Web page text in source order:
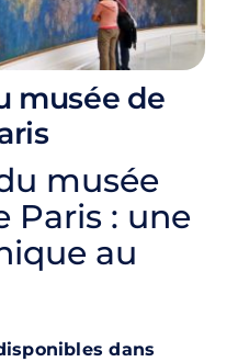
musée de
musée
Paris : une
au
dans